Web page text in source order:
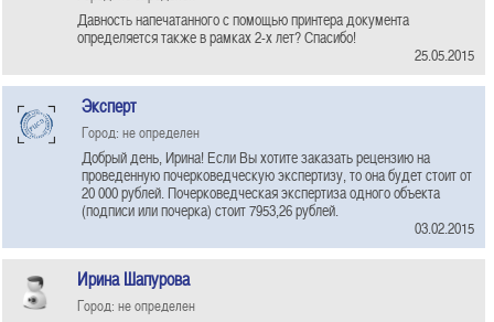
Давность напечатанного с помощью принтера документа
определяется также в рамках 2-х лет? Спасибо!
25.05.2015
Эксперт
Город: не определен
Добрый день, Ирина! Если Вы хотите заказать рецензию на
проведенную почерковедческую экспертизу, то она будет стоит от
20 000 рублей. Почерковедческая экспертиза одного объекта
(подписи или почерка) стоит 7953,26 рублей.
03.02.2015
Ирина Шапурова
Город: не определен